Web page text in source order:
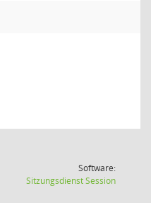
Software:
SitzungsdienstSession(Wird in